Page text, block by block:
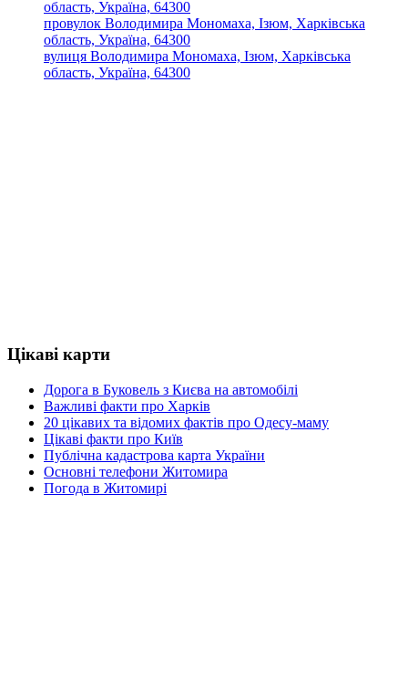
область, Україна, 64300
провулок Володимира Мономаха, Ізюм, Харківська
область, Україна, 64300
вулиця Володимира Мономаха, Ізюм, Харківська
область, Україна, 64300
Цікаві карти
Дорога в Буковель з Києва на автомобілі
Важливі факти про Харків
20 цікавих та відомих фактів про Одесу-маму
Цікаві факти про Київ
Публічна кадастрова карта України
Основні телефони Житомира
Погода в Житомирі